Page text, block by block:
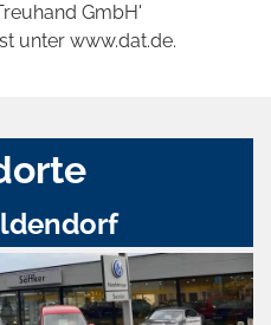
GmbH'
unter www.dat.de.